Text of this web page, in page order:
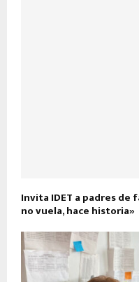
Invita IDET a padres
no vuela, hace historia»